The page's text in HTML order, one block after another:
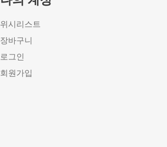
위시리스트
장바구니
로그인
회원가입